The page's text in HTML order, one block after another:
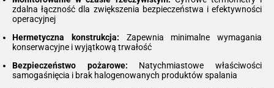
zdalna łączność dla zwiększenia bezpieczeństwa i efektywności
operacyjnej
Hermetyczna konstrukcja: Zapewnia minimalne wymagania
konserwacyjne i wyjątkową trwałość
Bezpieczeństwo pożarowe: Natychmiastowe właściwości
samogaśnięcia i brak halogenowanych produktów spalania